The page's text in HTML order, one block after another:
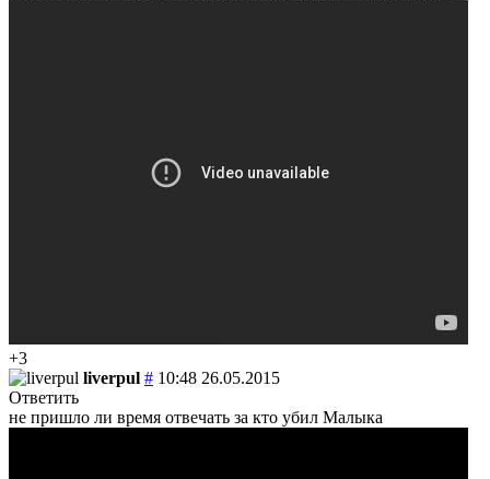
+3
liverpul # 10:48 26.05.2015
Ответить
не пришло ли время отвечать за кто убил Малыка